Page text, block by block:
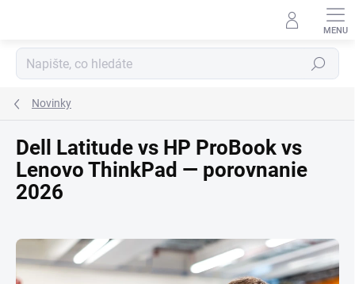
Hledat
Novinky
Dell Latitude vs HP ProBook vs
Lenovo ThinkPad — porovnanie
2026